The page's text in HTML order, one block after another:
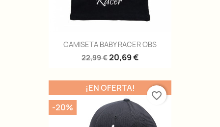
CAMISETA BABY RACER OBS
22,99 €20,69 €
¡EN OFERTA!
-20%
favorite_border